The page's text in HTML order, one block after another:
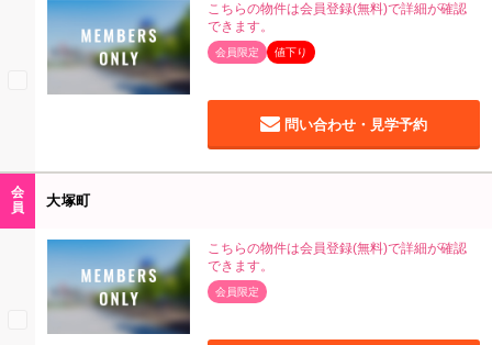
会員限定 値下り
こちらの物件は会員登録(無料)で詳細が確認
できます。
問い合わせ・見学予約
会員限定
会
員
大塚町
こちらの物件は会員登録(無料)で詳細が確認
できます。